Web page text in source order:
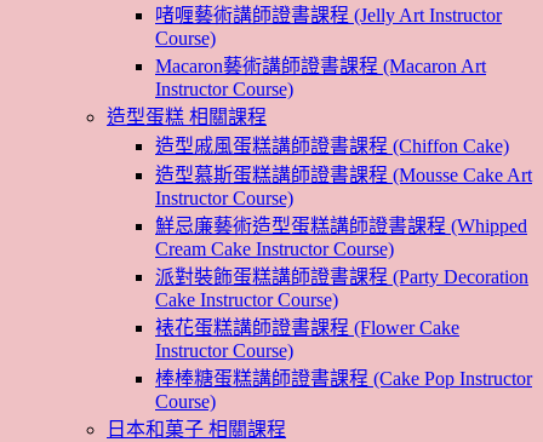
啫喱藝術講師證書課程 (Jelly Art Instructor
Course)
Macaron藝術講師證書課程 (Macaron Art
Instructor Course)
造型蛋糕 相關課程
造型戚風蛋糕講師證書課程 (Chiffon Cake)
造型慕斯蛋糕講師證書課程 (Mousse Cake Art
Instructor Course)
鮮忌廉藝術造型蛋糕講師證書課程 (Whipped
Cream Cake Instructor Course)
派對裝飾蛋糕講師證書課程 (Party Decoration
Cake Instructor Course)
裱花蛋糕講師證書課程 (Flower Cake
Instructor Course)
棒棒糖蛋糕講師證書課程 (Cake Pop Instructor
Course)
日本和菓子 相關課程